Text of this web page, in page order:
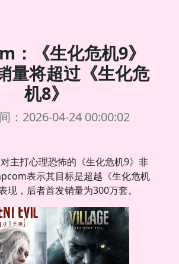
：《生化危机9》
量将超过《生化危
机8》
：2026-04-24 00:00:02
主打心理恐怖的《生化危机9》非
表示其目标是超越《生化危机
现，后者首发销量为300万套。